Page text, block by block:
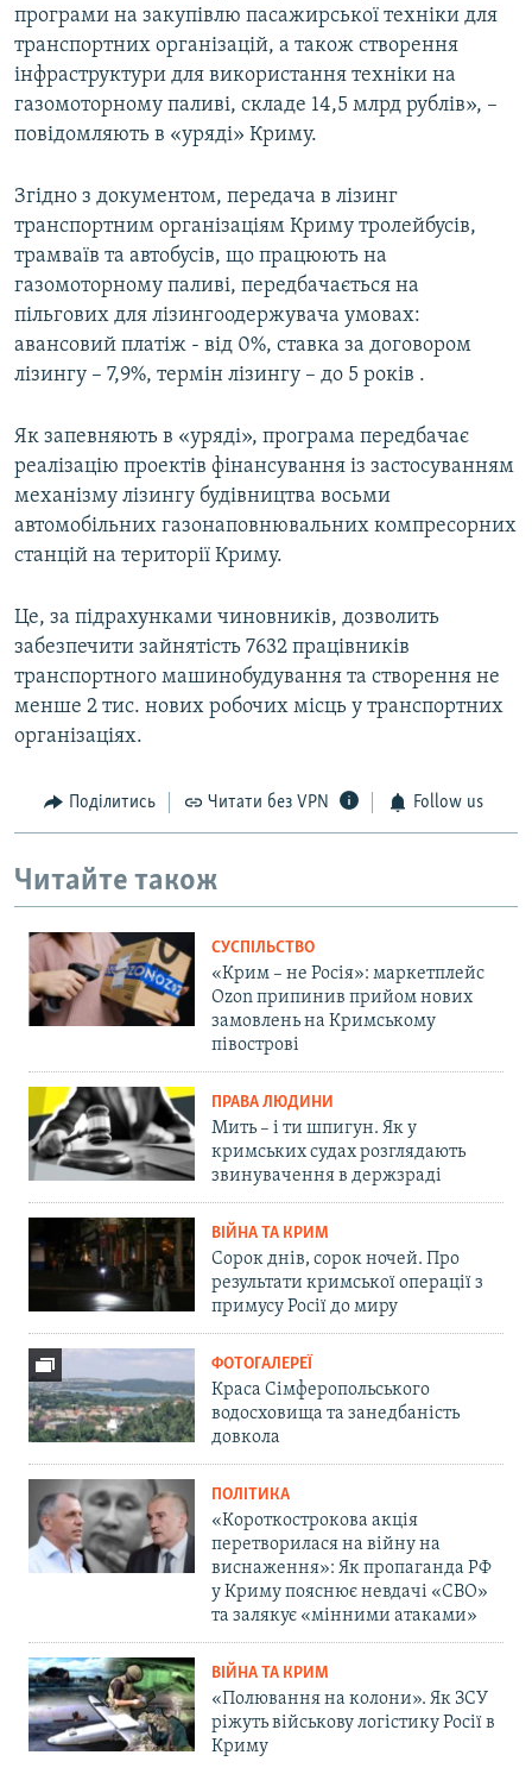
програми на закупівлю пасажирської техніки для
транспортних організацій, а також створення
інфраструктури для використання техніки на
газомоторному паливі, складе 14,5 млрд рублів», –
повідомляють в «уряді» Криму.
Згідно з документом, передача в лізинг
транспортним організаціям Криму тролейбусів,
трамваїв та автобусів, що працюють на
газомоторному паливі, передбачається на
пільгових для лізингоодержувача умовах:
авансовий платіж - від 0%, ставка за договором
лізингу – 7,9%, термін лізингу – до 5 років .
Як запевняють в «уряді», програма передбачає
реалізацію проектів фінансування із застосуванням
механізму лізингу будівництва восьми
автомобільних газонаповнювальних компресорних
станцій на території Криму.
Це, за підрахунками чиновників, дозволить
забезпечити зайнятість 7632 працівників
транспортного машинобудування та створення не
менше 2 тис. нових робочих місць у транспортних
організаціях.
Поділитись Читати без VPN Follow us
Читайте також
СУСПІЛЬСТВО
«Крим – не Росія»: маркетплейс
Ozon припинив прийом нових
замовлень на Кримському
півострові
ПРАВА ЛЮДИНИ
Мить – і ти шпигун. Як у
кримських судах розглядають
звинувачення в держзраді
ВІЙНА ТА КРИМ
Сорок днів, сорок ночей. Про
результати кримської операції з
примусу Росії до миру
ФОТОГАЛЕРЕЇ
Краса Сімферопольського
водосховища та занедбаність
довкола
ПОЛІТИКА
«Короткострокова акція
перетворилася на війну на
виснаження»: Як пропаганда РФ
у Криму пояснює невдачі «СВО»
та залякує «мінними атаками»
ВІЙНА ТА КРИМ
«Полювання на колони». Як ЗСУ
ріжуть військову логістику Росії в
Криму